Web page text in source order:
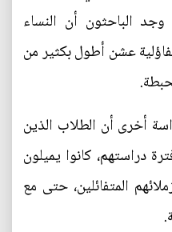
الباحثون أن النساء
عشن أطول بكثير من
أخرى أن الطلاب الذين
دراستهم، كانوا يميلون
المتفائلين، حتى مع